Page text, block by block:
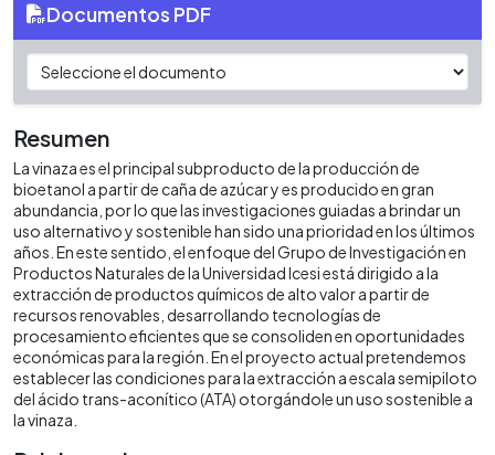
Documentos PDF
Resumen
La vinaza es el principal subproducto de la producción de
bioetanol a partir de caña de azúcar y es producido en gran
abundancia, por lo que las investigaciones guiadas a brindar un
uso alternativo y sostenible han sido una prioridad en los últimos
años. En este sentido, el enfoque del Grupo de Investigación en
Productos Naturales de la Universidad Icesi está dirigido a la
extracción de productos químicos de alto valor a partir de
recursos renovables, desarrollando tecnologías de
procesamiento eficientes que se consoliden en oportunidades
económicas para la región. En el proyecto actual pretendemos
establecer las condiciones para la extracción a escala semipiloto
del ácido trans-aconítico (ATA) otorgándole un uso sostenible a
la vinaza.